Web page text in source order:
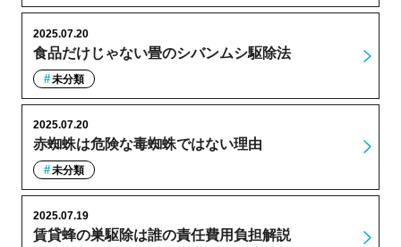
食品だけじゃない畳のシバンムシ駆除法
2025.07.20
未分類
赤蜘蛛は危険な毒蜘蛛ではない理由
2025.07.20
未分類
賃貸蜂の巣駆除は誰の責任費用負担解説
2025.07.19